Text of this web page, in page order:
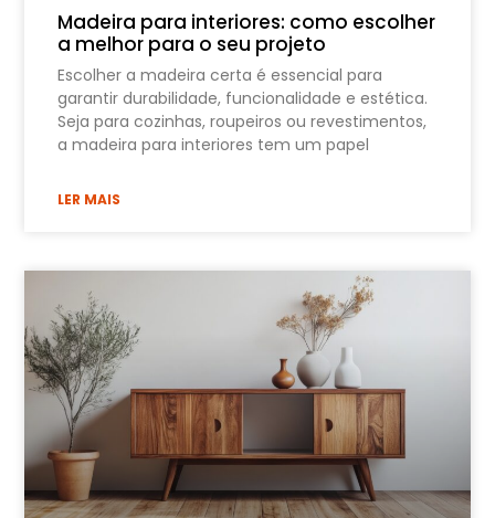
Madeira para interiores: como escolher
a melhor para o seu projeto
Escolher a madeira certa é essencial para
garantir durabilidade, funcionalidade e estética.
Seja para cozinhas, roupeiros ou revestimentos,
a madeira para interiores tem um papel
LER MAIS